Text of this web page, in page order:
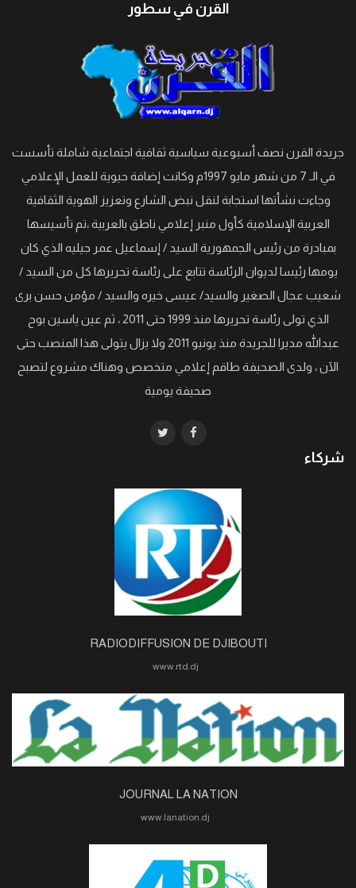
القرن في سطور
جريدة القرن نصف أسبوعية سياسية ثقافية اجتماعية شاملة تأسست
في الـ 7 من شهر مايو 1997م وكانت إضافة حيوية للعمل الإعلامي
وجاءت نشأتها استجابة لنقل نبض الشارع وتعزيز الهوية الثقافية
العربية الإسلامية كأول منبر إعلامي ناطق بالعربية ،تم تأسيسها
بمبادرة من رئيس الجمهورية السيد / إسماعيل عمر جيليه الذي كان
يومها رئيسا لديوان الرئاسة تتابع على رئاسة تحريرها كل من السيد /
شعيب عجال الصغير والسيد/ عيسى خيره والسيد / مؤمن حسن برى
الذي تولى رئاسة تحريرها منذ 1999 حتى 2011 ، ثم عين ياسين بوح
عبدالله مديرا للجريدة منذ يونيو 2011 ولا يزال يتولى هذا المنصب حتى
الآن ، ولدى الصحيفة طاقم إعلامي متخصص وهناك مشروع لتصبح
صحيفة يومية
شركاء
RADIODIFFUSION DE DJIBOUTI
JOURNAL LA NATION